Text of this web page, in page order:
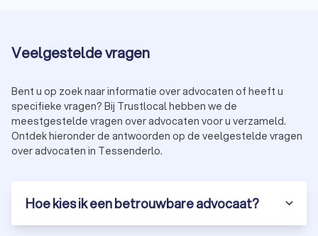
Eenadvocaat vastgoedrecht
eigendomsrechten, hypotheekrecht, huurgeschillen en
bouwprojecten. Zij staan u bij in geschillen over
eigendomsrechten, contractuele verplichtingen en
vastgoedontwikkelingen.
Een advocaat huurrecht
in Tessenderlo is uw partner bij
conflicten tussen huurders en verhuurders, geschillen over
huurcontracten, huurprijzen, onderhoudsverplichtingen en
Veelgestelde vragen
Bent u op zoek naar informatie over advocaten of heeft u
specifieke vragen? Bij Trustlocal hebben we de
meestgestelde vragen over advocaten voor u verzameld.
Ontdek hieronder de antwoorden op de veelgestelde vragen
over advocaten in Tessenderlo.
Hoe kies ik een betrouwbare advocaat?